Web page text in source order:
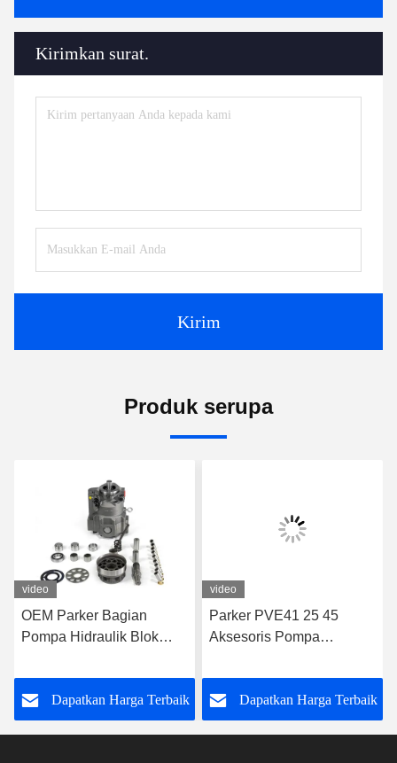
Kirimkan surat.
Kirim
Produk serupa
video
OEM Parker Bagian
Pompa Hidraulik Blok
65 33 38
Dapatkan Harga Terbaik
video
Parker PVE41 25 45
Aksesoris Pompa
Hidraulik
Dapatkan Harga Terbaik